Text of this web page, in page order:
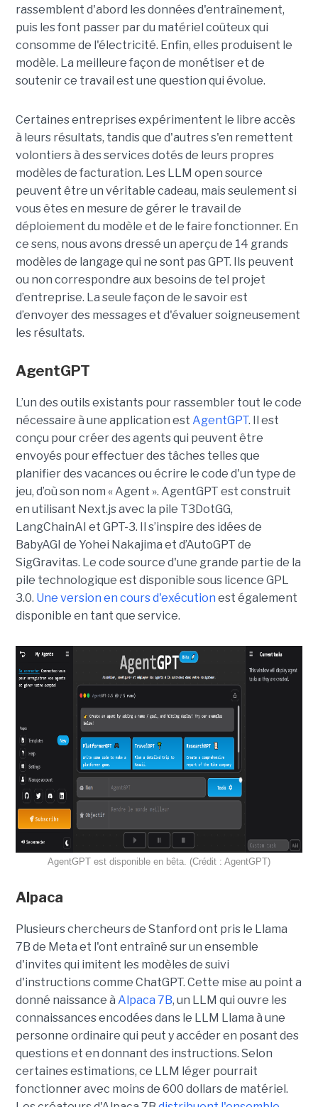
rassemblent d'abord les données d'entraînement,
puis les font passer par du matériel coûteux qui
consomme de l'électricité. Enfin, elles produisent le
modèle. La meilleure façon de monétiser et de
soutenir ce travail est une question qui évolue.
Certaines entreprises expérimentent le libre accès
à leurs résultats, tandis que d'autres s'en remettent
volontiers à des services dotés de leurs propres
modèles de facturation. Les LLM open source
peuvent être un véritable cadeau, mais seulement si
vous êtes en mesure de gérer le travail de
déploiement du modèle et de le faire fonctionner. En
ce sens, nous avons dressé un aperçu de 14 grands
modèles de langage qui ne sont pas GPT. Ils peuvent
ou non correspondre aux besoins de tel projet
d’entreprise. La seule façon de le savoir est
d’envoyer des messages et d'évaluer soigneusement
les résultats.
AgentGPT
L’un des outils existants pour rassembler tout le code
nécessaire à une application est AgentGPT. Il est
conçu pour créer des agents qui peuvent être
envoyés pour effectuer des tâches telles que
planifier des vacances ou écrire le code d'un type de
jeu, d’où son nom « Agent ». AgentGPT est construit
en utilisant Next.js avec la pile T3DotGG,
LangChainAI et GPT-3. Il s’inspire des idées de
BabyAGI de Yohei Nakajima et d’AutoGPT de
SigGravitas. Le code source d'une grande partie de la
pile technologique est disponible sous licence GPL
3.0. Une version en cours d'exécution est également
disponible en tant que service.
AgentGPT est disponible en bêta. (Crédit : AgentGPT)
Alpaca
Plusieurs chercheurs de Stanford ont pris le Llama
7B de Meta et l'ont entraîné sur un ensemble
d'invites qui imitent les modèles de suivi
d'instructions comme ChatGPT. Cette mise au point a
donné naissance à Alpaca 7B, un LLM qui ouvre les
connaissances encodées dans le LLM Llama à une
personne ordinaire qui peut y accéder en posant des
questions et en donnant des instructions. Selon
certaines estimations, ce LLM léger pourrait
fonctionner avec moins de 600 dollars de matériel.